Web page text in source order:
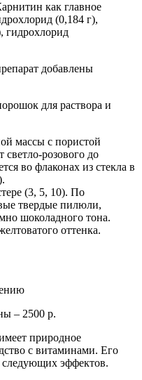
как главное
(0,184 г),
гидрохлорид
добавлены
для раствора и
массы с пористой
светло-розового до
во флаконах из стекла в
(3, 5, 10). По
твердые пилюли,
шоколадного тона.
оттенка.
– 2500 р.
природное
с витаминами. Его
следующих эффектов.